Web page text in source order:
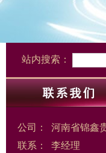
站内搜索：
公司：
河南省锦鑫
联系：
李经理